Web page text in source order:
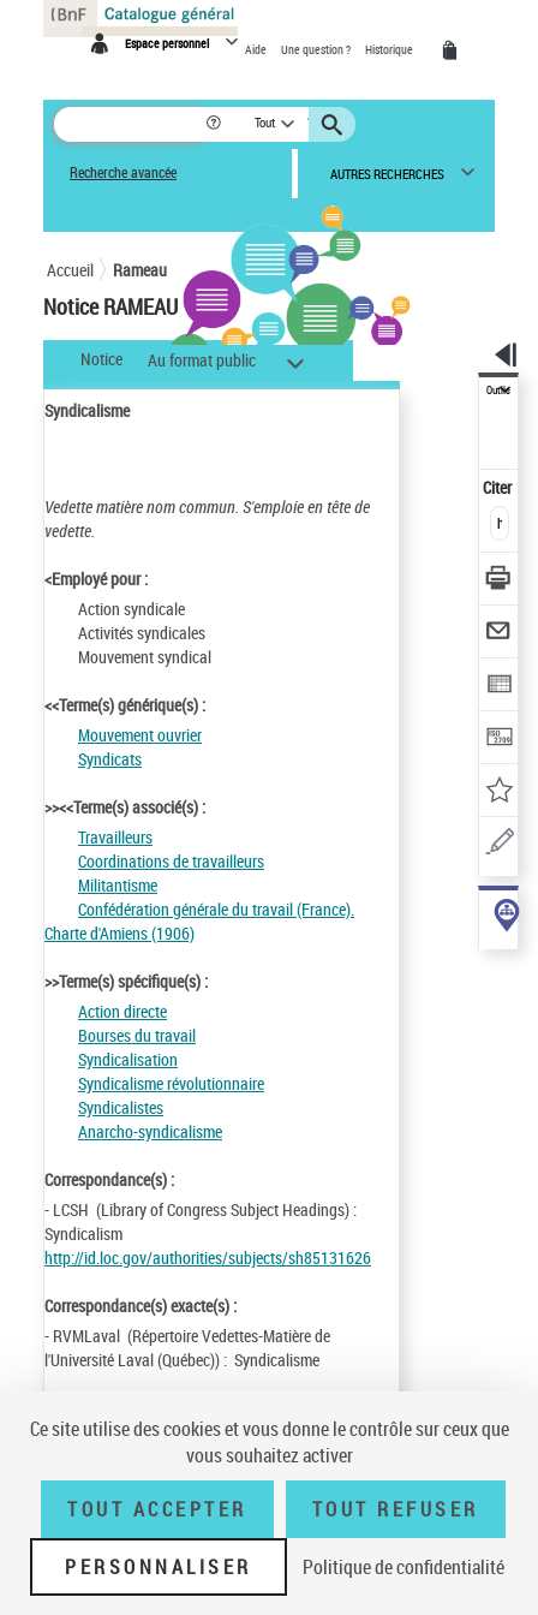
Espace personnel Aide Une question ? Historique
Tout
Recherche avancée AUTRES RECHERCHES
Accueil Rameau
Notice RAMEAU
Notice Au format public
Syndicalisme
Vedette matière nom commun. S'emploie en tête de
vedette.
<Employé pour :
Action syndicale
Activités syndicales
Mouvement syndical
<<Terme(s) générique(s) :
Mouvement ouvrier
Syndicats
>><<Terme(s) associé(s) :
Travailleurs
Coordinations de travailleurs
Militantisme
Confédération générale du travail (France).
Charte d'Amiens (1906)
>>Terme(s) spécifique(s) :
Action directe
Bourses du travail
Syndicalisation
Syndicalisme révolutionnaire
Syndicalistes
Anarcho-syndicalisme
Correspondance(s) :
- LCSH (Library of Congress Subject Headings) :
Syndicalism
http://id.loc.gov/authorities/subjects/sh85131626
Correspondance(s) exacte(s) :
- RVMLaval (Répertoire Vedettes-Matière de
l'Université Laval (Québec)) : Syndicalisme
Notice n° :FRBNF13318723
Mise à jour :92/08/31
Outils
Citer
Conditions générales d'utilisation | A propos | Plan du site |
Écrire à la
BnF | Accessibilité (non conforme) | V 23.1.0
Panneau de gestion des cookies
Ce site utilise des cookies et vous donne le contrôle sur ceux que
vous souhaitez activer
TOUT ACCEPTER TOUT REFUSER
PERSONNALISER Politique de confidentialité